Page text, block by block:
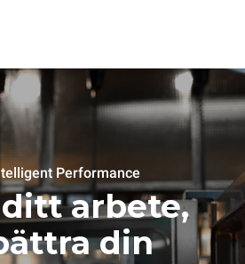
Performance
arbete,
din